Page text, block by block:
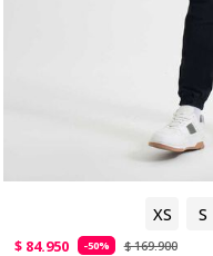
XS S
$ 84.950 -50% $ 169.900